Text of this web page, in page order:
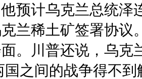
预计乌克兰总统泽
兰稀土矿签署协议
。川普还说，乌克
国之间的战争得不